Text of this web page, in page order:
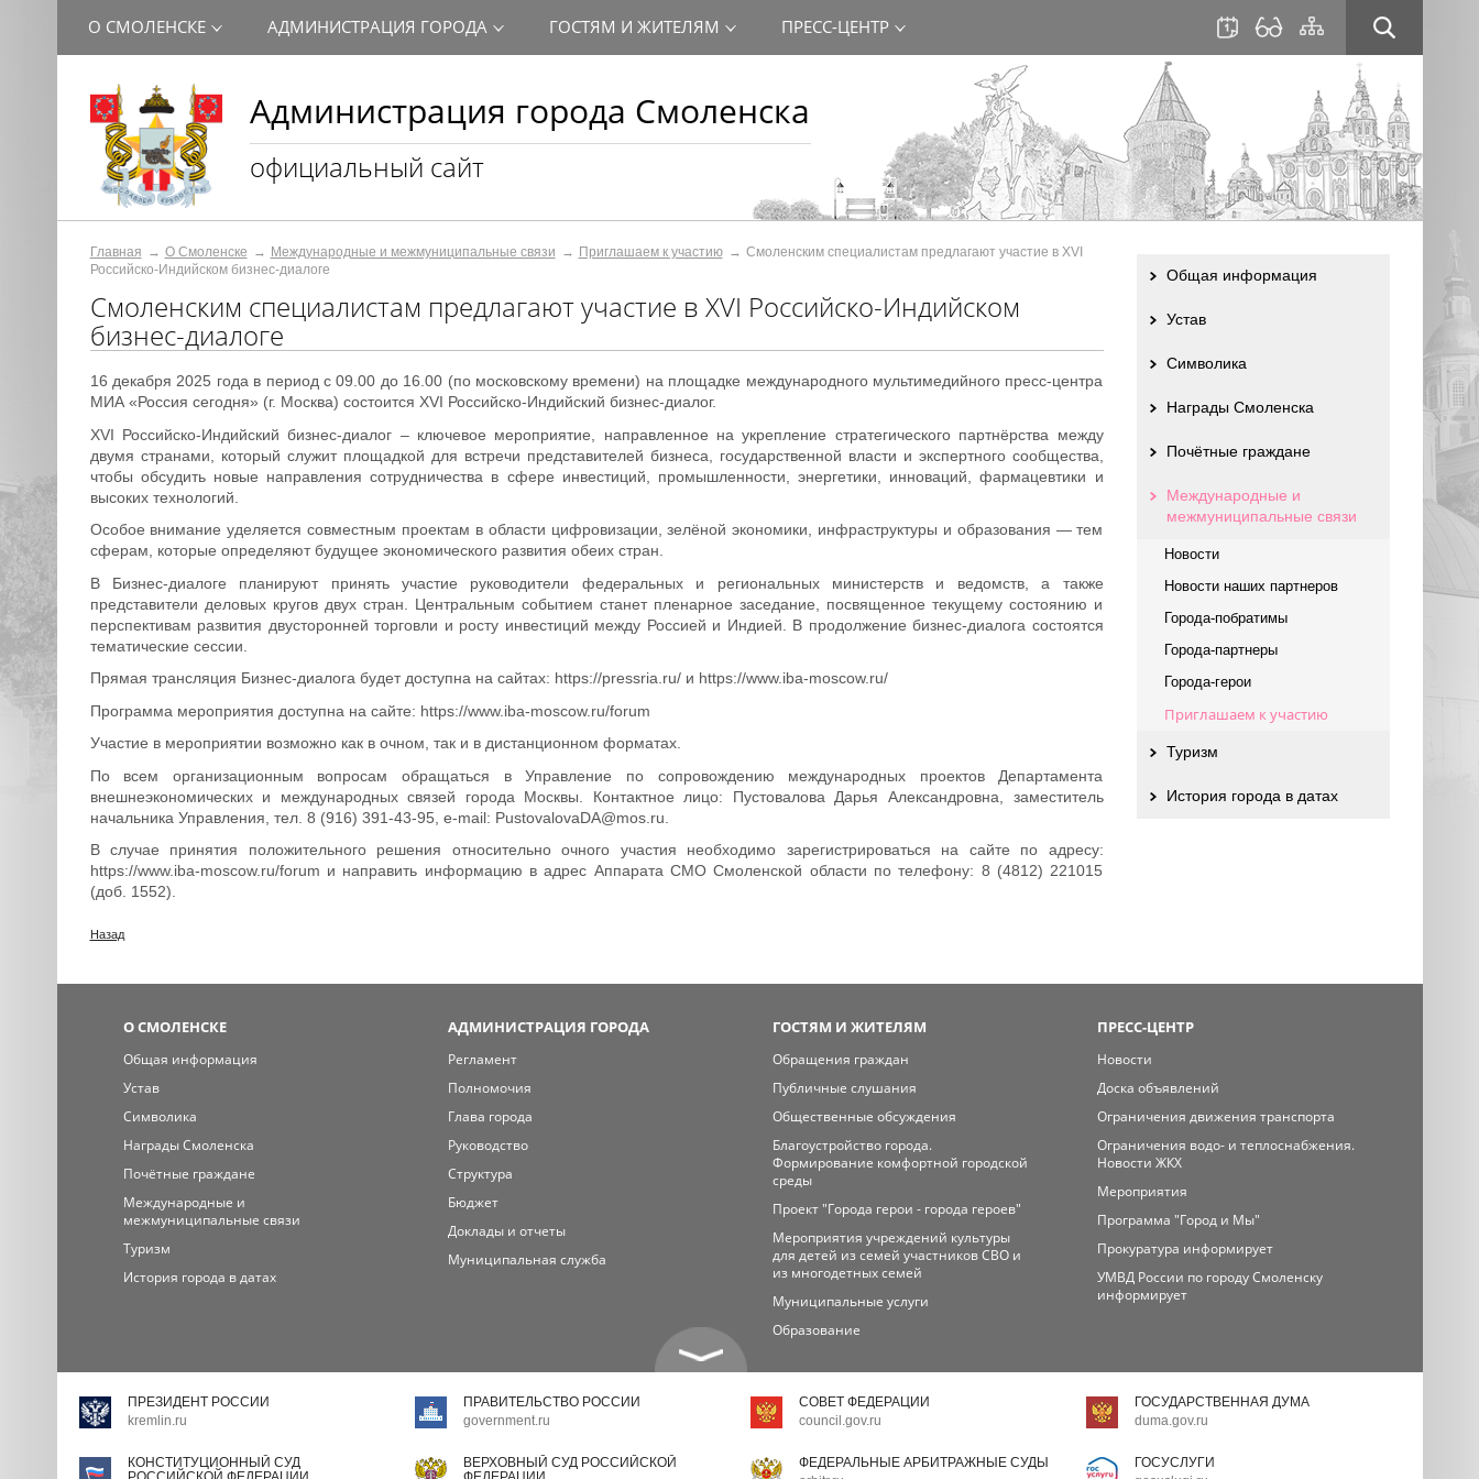
Администрация города Смоленска
официальный сайт
О СМОЛЕНСКЕ АДМИНИСТРАЦИЯ ГОРОДА ГОСТЯМ И ЖИТЕЛЯМ ПРЕСС-ЦЕНТР
Главная О Смоленске Международные и межмуниципальные связи Приглашаем к участию
Смоленским специалистам предлагают участие в XVI
Российско-Индийском бизнес-диалоге
Смоленским специалистам предлагают участие в XVI Российско-Индийском
бизнес-диалоге
16 декабря 2025 года в период с 09.00 до 16.00 (по московскому времени) на площадке международного мультимедийного пресс-центра
МИА «Россия сегодня» (г. Москва) состоится XVI Российско-Индийский бизнес-диалог.
XVI Российско-Индийский бизнес-диалог – ключевое мероприятие, направленное на укрепление стратегического партнёрства между
двумя странами, который служит площадкой для встречи представителей бизнеса, государственной власти и экспертного сообщества,
чтобы обсудить новые направления сотрудничества в сфере инвестиций, промышленности, энергетики, инноваций, фармацевтики и
высоких технологий.
Особое внимание уделяется совместным проектам в области цифровизации, зелёной экономики, инфраструктуры и образования — тем
сферам, которые определяют будущее экономического развития обеих стран.
В Бизнес-диалоге планируют принять участие руководители федеральных и региональных министерств и ведомств, а также
представители деловых кругов двух стран. Центральным событием станет пленарное заседание, посвященное текущему состоянию и
перспективам развития двусторонней торговли и росту инвестиций между Россией и Индией. В продолжение бизнес-диалога состоятся
тематические сессии.
Прямая трансляция Бизнес-диалога будет доступна на сайтах: https://pressria.ru/ и https://www.iba-moscow.ru/
Программа мероприятия доступна на сайте: https://www.iba-moscow.ru/forum
Участие в мероприятии возможно как в очном, так и в дистанционном форматах.
По всем организационным вопросам обращаться в Управление по сопровождению международных проектов Департамента
внешнеэкономических и международных связей города Москвы. Контактное лицо: Пустовалова Дарья Александровна, заместитель
начальника Управления, тел. 8 (916) 391-43-95, e-mail: PustovalovaDA@mos.ru.
В случае принятия положительного решения относительно очного участия необходимо зарегистрироваться на сайте по адресу:
https://www.iba-moscow.ru/forum и направить информацию в адрес Аппарата СМО Смоленской области по телефону: 8 (4812) 221015
(доб. 1552).
Назад
Общая информация
Устав
Символика
Награды Смоленска
Почётные граждане
Международные и
межмуниципальные связи
Новости
Новости наших партнеров
Города-побратимы
Города-партнеры
Города-герои
Приглашаем к участию
Туризм
История города в датах
О СМОЛЕНСКЕ
Общая информация
Устав
Символика
Награды Смоленска
Почётные граждане
Международные и
межмуниципальные связи
Туризм
История города в датах
АДМИНИСТРАЦИЯ ГОРОДА
Регламент
Полномочия
Глава города
Руководство
Структура
Бюджет
Доклады и отчеты
Муниципальная служба
ГОСТЯМ И ЖИТЕЛЯМ
Обращения граждан
Публичные слушания
Общественные обсуждения
Благоустройство города.
Формирование комфортной городской
среды
Проект "Города герои - города героев"
Мероприятия учреждений культуры
для детей из семей участников СВО и
из многодетных семей
Муниципальные услуги
Образование
ПРЕСС-ЦЕНТР
Новости
Доска объявлений
Ограничения движения транспорта
Ограничения водо- и теплоснабжения.
Новости ЖКХ
Мероприятия
Программа "Город и Мы"
Прокуратура информирует
УМВД России по городу Смоленску
информирует
ПРЕЗИДЕНТ РОССИИ
kremlin.ru
ПРАВИТЕЛЬСТВО РОССИИ
government.ru
СОВЕТ ФЕДЕРАЦИИ
council.gov.ru
ГОСУДАРСТВЕННАЯ ДУМА
duma.gov.ru
КОНСТИТУЦИОННЫЙ СУД
ВЕРХОВНЫЙ СУД РОССИЙСКОЙ
ФЕДЕРАЛЬНЫЕ АРБИТРАЖНЫЕ СУДЫ
ГОСУСЛУГИ